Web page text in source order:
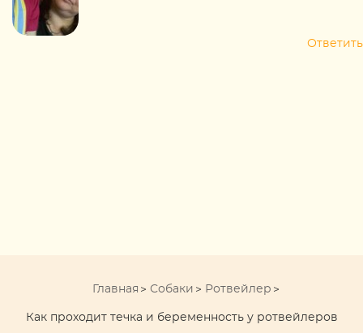
Ответить
Главная Собаки Ротвейлер
Как проходит течка и беременность у ротвейлеров